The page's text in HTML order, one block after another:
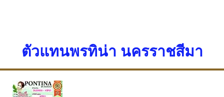
ตัวแทนพรทิน่า นครราชสีมา